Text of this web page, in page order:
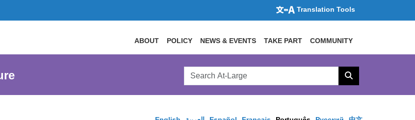
Translation Tools
ABOUT POLICY NEWS & EVENTS TAKE PART COMMUNITY
Search
AtLarge
Search